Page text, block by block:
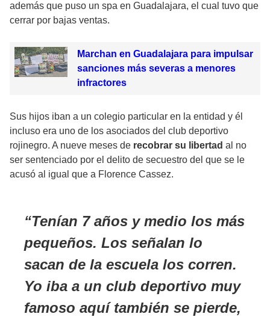
además que puso un spa en Guadalajara, el cual tuvo que
cerrar por bajas ventas.
Marchan en Guadalajara para impulsar
sanciones más severas a menores
infractores
Sus hijos iban a un colegio particular en la entidad y él
incluso era uno de los asociados del club deportivo
rojinegro. A nueve meses de recobrar su libertad al no
ser sentenciado por el delito de secuestro del que se le
acusó al igual que a Florence Cassez.
Tenían 7 años y medio los más
pequeños. Los señalan lo
sacan de la escuela los corren.
Yo iba a un club deportivo muy
famoso aquí también se pierde,